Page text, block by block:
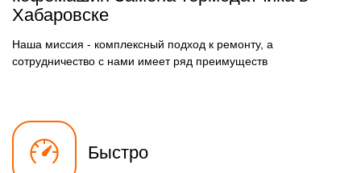
Замена бойлера
570 р
Комплексная
профилактика
570 р
Чистка с разбором
кофемашины
Хабаровске
Наша миссия - комплексный подход к ремонту, а
сотрудничество с нами имеет ряд преимуществ
Быстро